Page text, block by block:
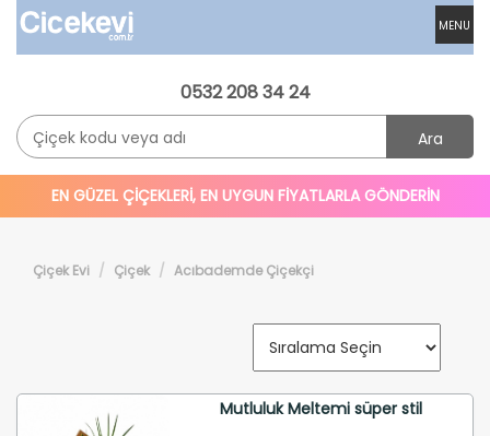
MENU
0532 208 34 24
Ara
EN GÜZEL ÇİÇEKLERİ, EN UYGUN FİYATLARLA GÖNDERİN
Çiçek Evi Çiçek Acıbademde Çiçekçi
Mutluluk Meltemi süper stil